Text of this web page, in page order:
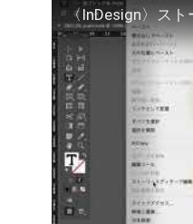
〈InDesign〉ス